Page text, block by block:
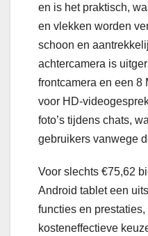
en is het praktisch,
en vlekken worden
schoon en
achtercamera is
frontcamera en een 8
voor HD-
foto’s tijdens chats,
gebruikers vanwege
Voor slechts €75,62
Android tablet een
functies en
kosteneffectieve